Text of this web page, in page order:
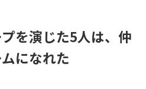
を演じた5人は、仲
になれた